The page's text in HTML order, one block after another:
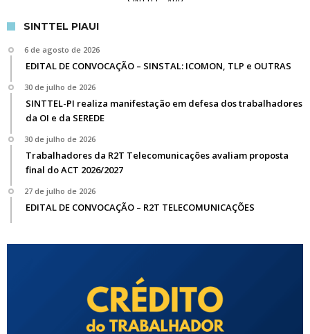
SINTTEL PIAUI
6 de agosto de 2026
EDITAL DE CONVOCAÇÃO – SINSTAL: ICOMON, TLP e OUTRAS
30 de julho de 2026
SINTTEL-PI realiza manifestação em defesa dos trabalhadores
da OI e da SEREDE
30 de julho de 2026
Trabalhadores da R2T Telecomunicações avaliam proposta
final do ACT 2026/2027
27 de julho de 2026
EDITAL DE CONVOCAÇÃO – R2T TELECOMUNICAÇÕES